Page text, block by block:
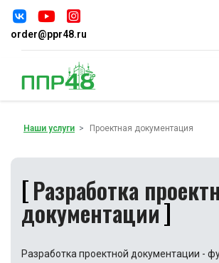
order@ppr48.ru
Наши услуги Проектная документация
Разработка
документации
Разработка проектной документации -